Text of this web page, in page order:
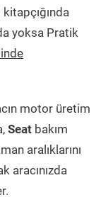
kitapçığında
yoksa Pratik
motor üretim
Seat bakım
aralıklarını
aracınızda